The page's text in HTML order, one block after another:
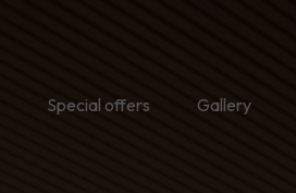
Special offers Gallery